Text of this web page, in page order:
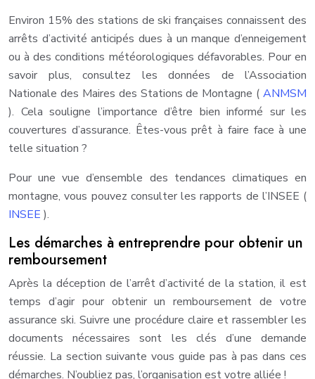
Environ 15% des stations de ski françaises connaissent des
arrêts d’activité anticipés dues à un manque d’enneigement
ou à des conditions météorologiques défavorables. Pour en
savoir plus, consultez les données de l’Association
Nationale des Maires des Stations de Montagne ( ANMSM
). Cela souligne l’importance d’être bien informé sur les
couvertures d’assurance. Êtes-vous prêt à faire face à une
telle situation ?
Pour une vue d’ensemble des tendances climatiques en
montagne, vous pouvez consulter les rapports de l’INSEE (
INSEE ).
Les démarches à entreprendre pour obtenir un
remboursement
Après la déception de l’arrêt d’activité de la station, il est
temps d’agir pour obtenir un remboursement de votre
assurance ski. Suivre une procédure claire et rassembler les
documents nécessaires sont les clés d’une demande
réussie. La section suivante vous guide pas à pas dans ces
démarches. N’oubliez pas, l’organisation est votre alliée !